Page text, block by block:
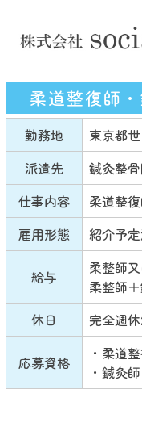
柔道整復師
勤務地
東京都
派遣先
鍼灸整
仕事内容
柔道整
雇用形態
紹介予
給与
柔整師
柔整師
休日
完全週
応募資格
・柔道
・鍼灸師